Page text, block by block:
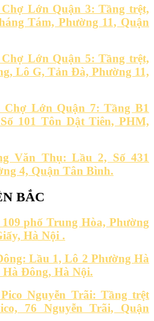
Lớn Quận 3: Tầng trệt,
Tám, Phường 11, Quận
Lớn Quận 5: Tầng trệt,
Lô G, Tản Đà, Phường 11,
Lớn Quận 7: Tầng B1
101 Tôn Dật Tiên, PHM,
Văn Thụ: Lầu 2, Số 431
4, Quận Tân Bình.
BẮC
phố Trung Hòa, Phường
Hà Nội .
Lầu 1, Lô 2 Phường Hà
Đông, Hà Nội.
Nguyễn Trãi: Tầng trệt
76 Nguyễn Trãi, Quận